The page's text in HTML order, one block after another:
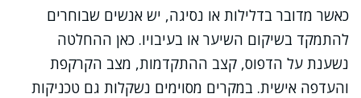
כאשר מדובר בדלילות או נסיגה, יש אנשים שבוחרים
להתמקד בשיקום השיער או בעיבויו. כאן ההחלטה
נשענת על הדפוס, קצב ההתקדמות, מצב הקרקפת
והעדפה אישית. במקרים מסוימים נשקלות גם טכניקות